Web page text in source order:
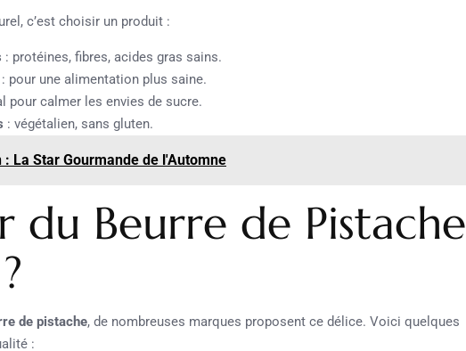
c’est choisir un produit :
: protéines, fibres, acides gras sains.
: pour une alimentation plus saine.
pour calmer les envies de sucre.
: végétalien, sans gluten.
: La Star Gourmande de l'Automne
du Beurre de Pistache
de pistache, de nombreuses marques proposent ce délice. Voici quelques
: